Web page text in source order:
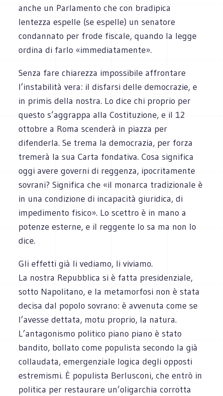
anche un Parlamento che con bradipica
lentezza espelle (se espelle) un senatore
condannato per frode fiscale, quando la legge
ordina di farlo «immediatamente».
Senza fare chiarezza impossibile affrontare
l’instabilità vera: il disfarsi delle democrazie, e
in primis della nostra. Lo dice chi proprio per
questo s’aggrappa alla Costituzione, e il 12
ottobre a Roma scenderà in piazza per
difenderla. Se trema la democrazia, per forza
tremerà la sua Carta fondativa. Cosa significa
oggi avere governi di reggenza, ipocritamente
sovrani? Significa che «il monarca tradizionale è
in una condizione di incapacità giuridica, di
impedimento fisico». Lo scettro è in mano a
potenze esterne, e il reggente lo sa ma non lo
dice.
Gli effetti già li vediamo, li viviamo.
La nostra Repubblica si è fatta presidenziale,
sotto Napolitano, e la metamorfosi non è stata
decisa dal popolo sovrano: è avvenuta come se
l’avesse dettata, motu proprio, la natura.
L’antagonismo politico piano piano è stato
bandito, bollato come populista secondo la già
collaudata, emergenziale logica degli opposti
estremismi. È populista Berlusconi, che entrò in
politica per restaurare un’oligarchia corrotta